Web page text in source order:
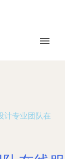
计专业团队在